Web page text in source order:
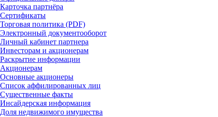
Карточка партнёра
Сертификаты
Торговая политика (PDF)
Электронный документооборот
Личный кабинет партнера
Инвесторам и акционерам
Раскрытие информации
Акционерам
Основные акционеры
Список аффилированных лиц
Существенные факты
Инсайдерская информация
Доля недвижимого имущества